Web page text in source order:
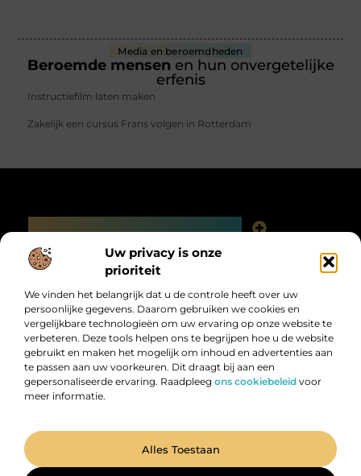
Uw privacy is onze
prioriteit
We vinden het belangrijk dat u de controle heeft over uw
persoonlijke gegevens. Daarom gebruiken we cookies en
vergelijkbare technologieën om uw ervaring op onze website te
verbeteren. Deze tools helpen ons te begrijpen hoe u de website
gebruikt en maken het mogelijk om inhoud en advertenties aan
te passen aan uw voorkeuren. Dit draagt bij aan een
gepersonaliseerde ervaring. Raadpleeg ons cookiebeleid voor
meer informatie.
Alles Toestaan
Media en beroemdheden
Beroemde mensen en hun onvergetelijke
erfenis
Instructiefilm laten maken
Zakelijk een cursus Frans volgen in Rotterdam
Bericht categorie
Digitalk.nl – Ontdek, leer en praat mee!
@2025 All Right Reserved. Design by